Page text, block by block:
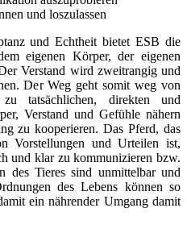
und loszulassen
und Echtheit bietet ESB die
eigenen Körper, der eigenen
Verstand wird zweitrangig und
Der Weg geht somit weg von
tatsächlichen, direkten und
Verstand und Gefühle nähern
zu kooperieren. Das Pferd, das
Vorstellungen und Urteilen ist,
und klar zu kommunizieren bzw.
des Tieres sind unmittelbar und
des Lebens können so
ein nährender Umgang damit